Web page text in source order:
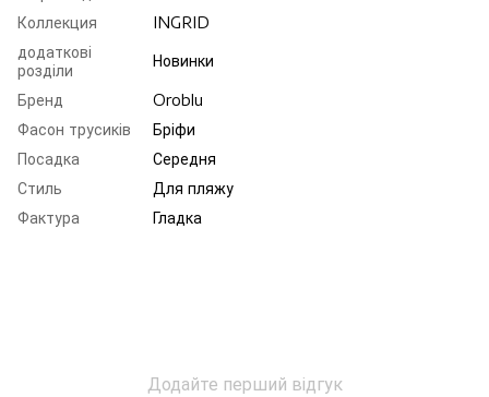
Коллекция
INGRID
додаткові
розділи
Новинки
Бренд
Oroblu
Фасон трусиків
Бріфи
Посадка
Середня
Стиль
Для пляжу
Фактура
Гладка
Додайте перший відгук